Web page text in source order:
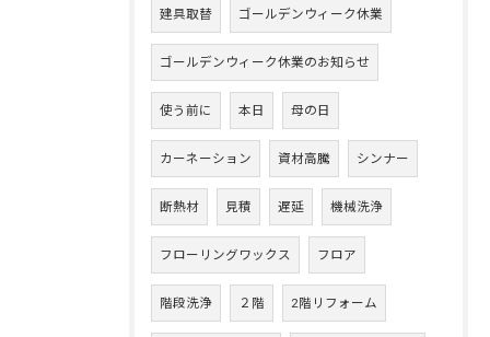
建具取替 ゴールデンウィーク休業
ゴールデンウィーク休業のお知らせ
使う前に 本日 母の日
カーネーション 資材高騰 シンナー
断熱材 見積 遅延 機械洗浄
フローリングワックス フロア
階段洗浄 ２階 2階リフォーム